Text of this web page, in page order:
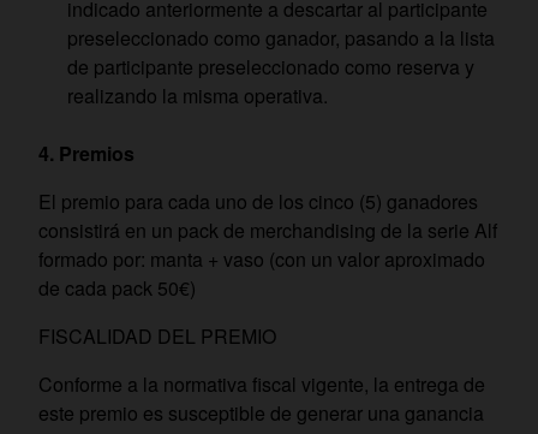
indicado anteriormente a descartar al participante
preseleccionado como ganador, pasando a la lista
de participante preseleccionado como reserva y
realizando la misma operativa.
4. Premios
El premio para cada uno de los cinco (5) ganadores
consistirá en un pack de merchandising de la serie Alf
formado por: manta + vaso (con un valor aproximado
de cada pack 50€)
FISCALIDAD DEL PREMIO
Conforme a la normativa fiscal vigente, la entrega de
este premio es susceptible de generar una ganancia